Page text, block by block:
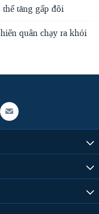
tăng gấp đôi
quân chạy ra khỏi